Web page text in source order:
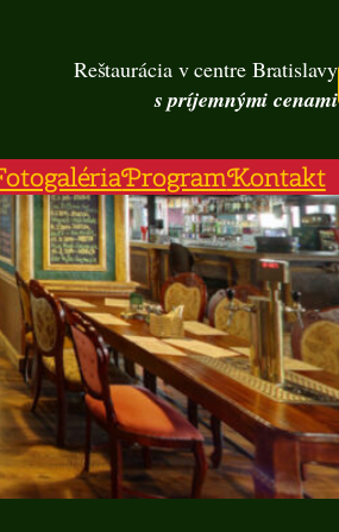
Reštaurácia v centre Bratislavy
s príjemnými cenami
ProgramKontakt